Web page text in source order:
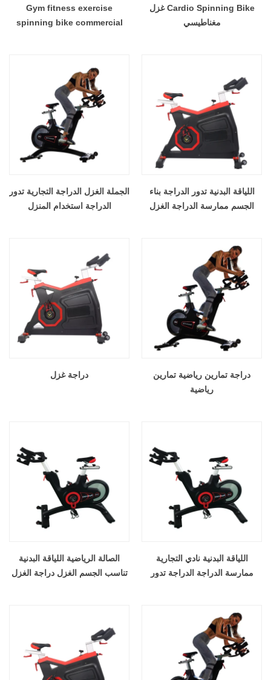
Gym fitness exercise
spinning bike commercial
Cardio Spinning Bike غزل
مغناطيسي
الجملة الغزل الدراجة التجارية تدور
الدراجة استخدام المنزل
اللياقة البدنية تدور الدراجة بناء
الجسم ممارسة الدراجة الغزل
دراجة غزل
دراجة تمارين رياضية تمارين
رياضية
الصالة الرياضية اللياقة البدنية
تناسب الجسم الغزل دراجة الغزل
اللياقة البدنية نادي التجارية
ممارسة الدراجة الدراجة تدور